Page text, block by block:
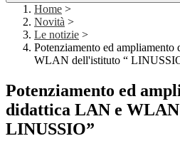
Home >
Novità >
Le notizie >
Potenziamento ed
WLAN dell'istituto “
Potenziamento ed
didattica LAN e
LINUSSIO”